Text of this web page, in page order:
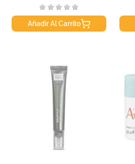
Añadir Al Carrito